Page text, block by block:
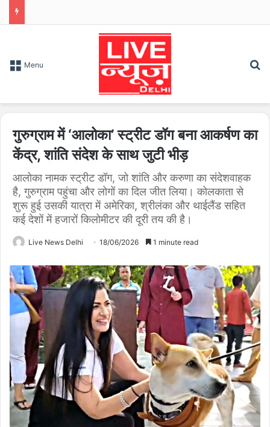
Menu
गुरुग्राम में ‘आलोका’ स्ट्रीट डॉग बना आकर्षण का
केंद्र, शांति संदेश के साथ जुटी भीड़
आलोका नामक स्ट्रीट डॉग, जो शांति और करुणा का संदेशवाहक
है, गुरुग्राम पहुंचा और लोगों का दिल जीत लिया। कोलकाता से
शुरू हुई उसकी यात्रा में अमेरिका, श्रीलंका और थाईलैंड सहित
कई देशों में हजारों किलोमीटर की दूरी तय की है।
Live News Delhi 18/06/2026 1 minute read